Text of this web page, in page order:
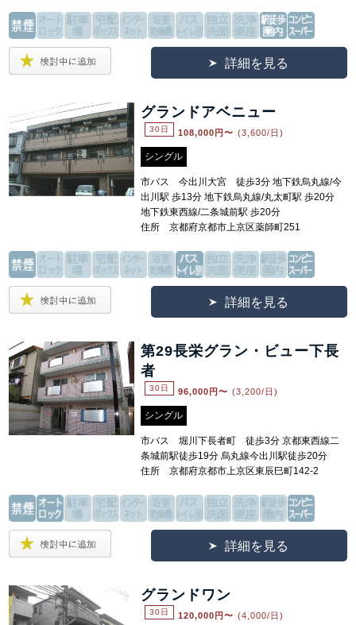
詳細を見る
グランドアベニュー
30日 108,000 円〜 (3,600/日)
シングル
市バス 今出川大宮 徒歩3分 地下鉄烏丸線/今
出川駅 歩13分 地下鉄烏丸線/丸太町駅 歩20分
地下鉄東西線/二条城前駅 歩20分
住所 京都府京都市上京区薬師町251
詳細を見る
第29長栄グラン・ビュー下長
者
30日 96,000 円〜 (3,200/日)
シングル
市バス 堀川下長者町 徒歩3分 京都東西線二
条城前駅徒歩19分 烏丸線今出川駅徒歩20分
住所 京都府京都市上京区東辰巳町142-2
詳細を見る
グランドワン
30日 120,000 円〜 (4,000/日)